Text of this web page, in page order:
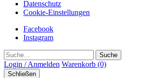
Datenschutz
Cookie-Einstellungen
Facebook
Instagram
Suche
Login / Anmelden Warenkorb (0)
Schließen